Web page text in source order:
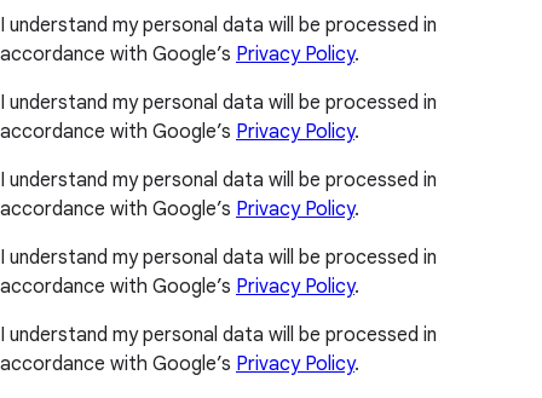
I understand my personal data will be processed in
accordance with Google’s Privacy Policy.
I understand my personal data will be processed in
accordance with Google’s Privacy Policy.
I understand my personal data will be processed in
accordance with Google’s Privacy Policy.
I understand my personal data will be processed in
accordance with Google’s Privacy Policy.
I understand my personal data will be processed in
accordance with Google’s Privacy Policy.